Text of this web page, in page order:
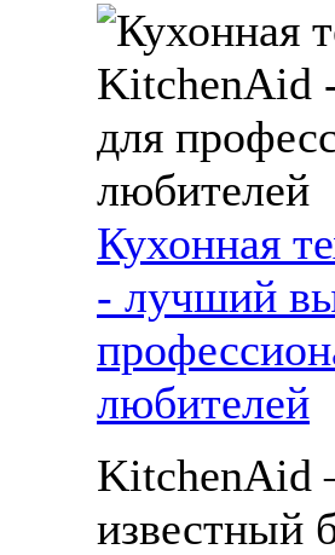
Кухонная
- лучший
любителей
KitchenAid
известный